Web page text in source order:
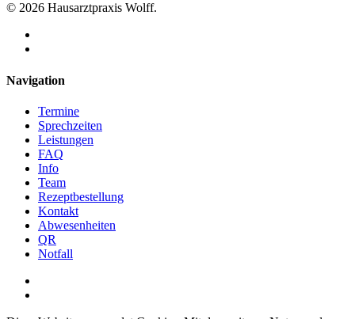
© 2026 Hausarztpraxis Wolff.
Close
Navigation
Termine
Sprechzeiten
Leistungen
FAQ
Info
Team
Rezeptbestellung
Kontakt
Abwesenheiten
QR
Notfall